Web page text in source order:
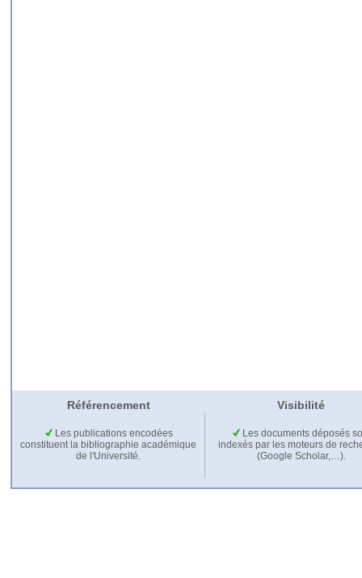
Référencement Visibilité
Les publications encodées
constituent la bibliographie académique
de l'Université.
Les documents déposés
indexés par les moteurs de
(Google Scholar,…).